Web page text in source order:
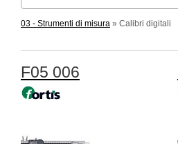
03 - Strumenti di misura » Calibri digitali
F05 006